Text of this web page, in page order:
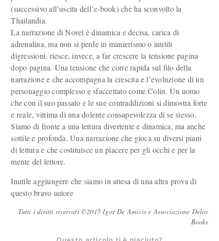
(successivo all’uscita dell’e-book) che ha sconvolto la
Thailandia.
La narrazione di Novel è dinamica e decisa, carica di
adrenalina, ma non si perde in manierismo o inutili
digressioni, riesce, invece, a far crescere la tensione pagina
dopo pagina. Una tensione che corre rapida sul filo della
narrazione e che accompagna la crescita e l’evoluzione di un
personaggio complesso e sfaccettato come Colin. Un uomo
che con il suo passato e le sue contraddizioni si dimostra forte
e reale, vittima di una dolente consapevolezza di se stesso.
Siamo di fronte a una lettura divertente e dinamica, ma anche
sottile e profonda. Una narrazione che gioca su diversi piani
di lettura e che costituisce un piacere per gli occhi e per la
mente del lettore.
Inutile aggiungere che siamo in attesa di una altra prova di
questo bravo autore
Tutti i diritti riservati ©2015 Igor De Amicis e Associazione Delos
Books